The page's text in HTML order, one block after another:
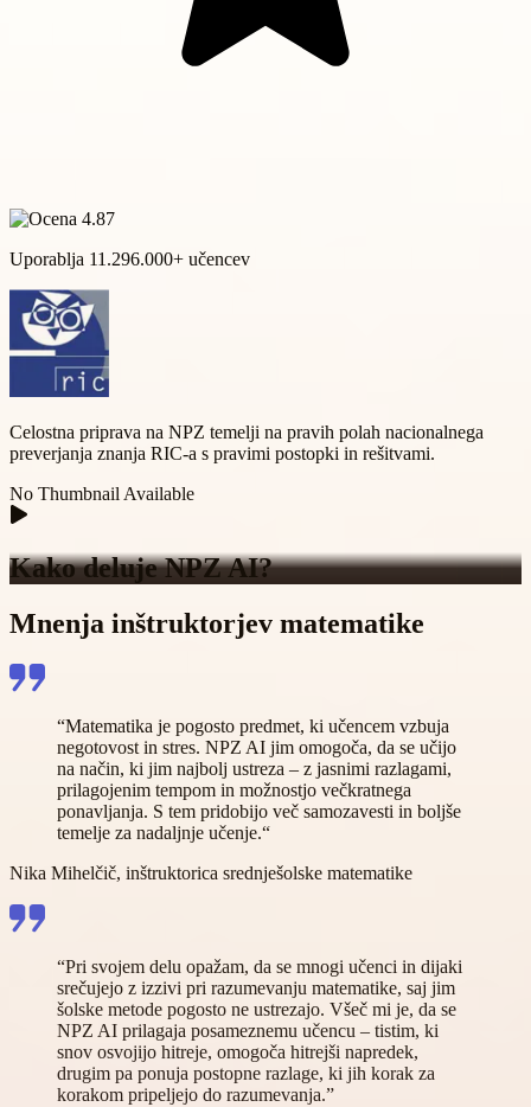
Uporablja 11.296.000+ učencev
Celostna priprava na NPZ temelji na pravih polah nacionalnega
preverjanja znanja RIC-a s pravimi postopki in rešitvami.
No Thumbnail Available
Kako delujeNPZ AI?
Mnenja inštruktorjev matematike
“Matematika je pogosto predmet, ki učencem vzbuja
negotovost in stres. NPZ AI jim omogoča, da se učijo
na način, ki jim najbolj ustreza – z jasnimi razlagami,
prilagojenim tempom in možnostjo večkratnega
ponavljanja. S tem pridobijo več samozavesti in boljše
temelje za nadaljnje učenje.“
Nika Mihelčič, inštruktorica srednješolske matematike
“Pri svojem delu opažam, da se mnogi učenci in dijaki
srečujejo z izzivi pri razumevanju matematike, saj jim
šolske metode pogosto ne ustrezajo. Všeč mi je, da se
NPZ AI prilagaja posameznemu učencu – tistim, ki
snov osvojijo hitreje, omogoča hitrejši napredek,
drugim pa ponuja postopne razlage, ki jih korak za
korakom pripeljejo do razumevanja.”